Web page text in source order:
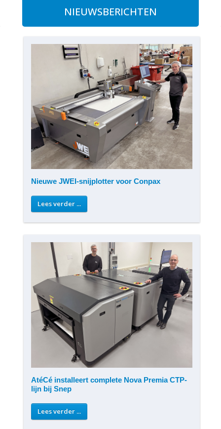
NIEUWSBERICHTEN
Nieuwe JWEI-snijplotter voor Conpax
Lees verder ...
AtéCé installeert complete Nova Premia CTP-
lijn bij Snep
Lees verder ...